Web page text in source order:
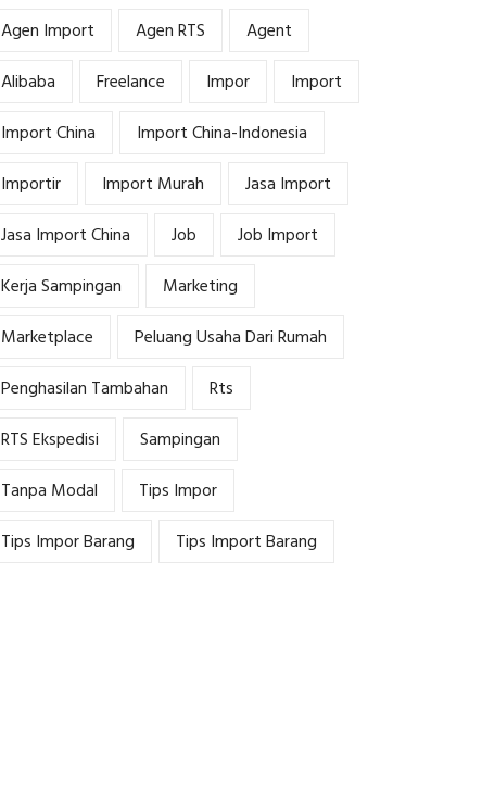
Agen Import Agen RTS
Agent
Alibaba
Freelance Impor
Import
Import China
Import China-Indonesia
Importir
Import Murah
Jasa Import
Jasa Import China
Job
Job Import
Kerja Sampingan
Marketing
Marketplace
Peluang Usaha Dari Rumah
Penghasilan Tambahan
Rts
RTS Ekspedisi
Sampingan
Tanpa Modal
Tips Impor
Tips Impor Barang
Tips Import Barang